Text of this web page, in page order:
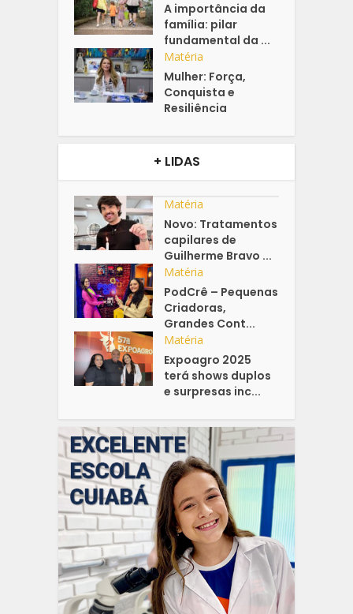
A importância da
família: pilar
fundamental da ...
Matéria
Mulher: Força,
Conquista e
Resiliência
+ LIDAS
Matéria
Novo: Tratamentos
capilares de
Guilherme Bravo ...
Matéria
PodCrê – Pequenas
Criadoras,
Grandes Cont...
Matéria
Expoagro 2025
terá shows duplos
e surpresas inc...